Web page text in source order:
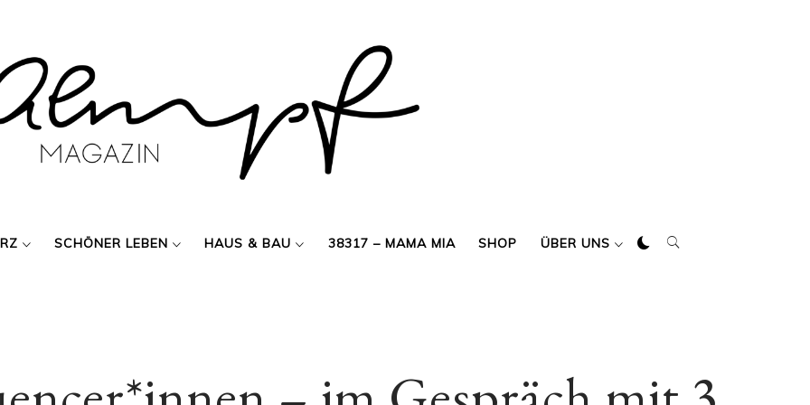
SCHÖNER LEBEN HAUS & BAU 38317 – MAMA MIA SHOP ÜBER UNS